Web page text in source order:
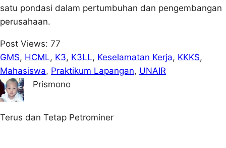
satu pondasi dalam pertumbuhan dan pengembangan
perusahaan.
Post Views: 77
GMS, HCML, K3, K3LL, Keselamatan Kerja, KKKS
Mahasiswa, Praktikum Lapangan, UNAIR
Prismono
Terus dan Tetap Petrominer